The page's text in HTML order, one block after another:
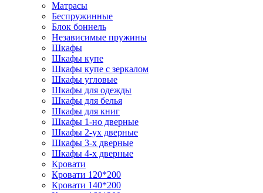
Матрасы
Беспружинные
Блок боннель
Независимые пружины
Шкафы
Шкафы купе
Шкафы купе с зеркалом
Шкафы угловые
Шкафы для одежды
Шкафы для белья
Шкафы для книг
Шкафы 1-но дверные
Шкафы 2-ух дверные
Шкафы 3-х дверные
Шкафы 4-х дверные
Кровати
Кровати 120*200
Кровати 140*200